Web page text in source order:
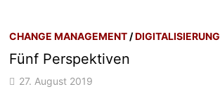
CHANGE MANAGEMENT /DIGITALISIERUNG
Fünf Perspektiven
27. August 2019